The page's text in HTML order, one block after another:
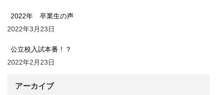
2022年 卒業生の声
2022年3月23日
公立校入試本番！？
2022年2月23日
アーカイブ